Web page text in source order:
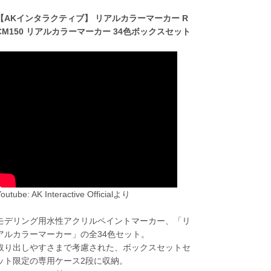
AKインタラクティブ】 リアルカラーマーカー R
リアルカラーマーカー 34色ボックスセット
AK Interactive Officialより
デリング用水性アクリルペイントマーカー、「リ
ルカラーマーカー」の全34色セット。
り出しやすさまで考慮された、ボックスセットセ
ト限定の専用ケース2段に収納。